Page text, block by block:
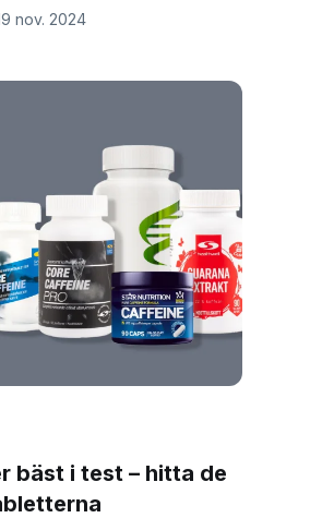
nov. 2024
bäst i test – hitta de